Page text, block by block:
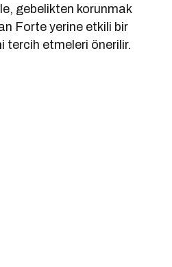
gebelikten korunmak
Forte yerine etkili bir
tercih etmeleri önerilir.